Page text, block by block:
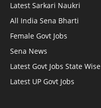
Latest Sarkari Naukri
All India Sena Bharti
Female Govt Jobs
Sena News
Latest Govt Jobs State Wise
Latest UP Govt Jobs